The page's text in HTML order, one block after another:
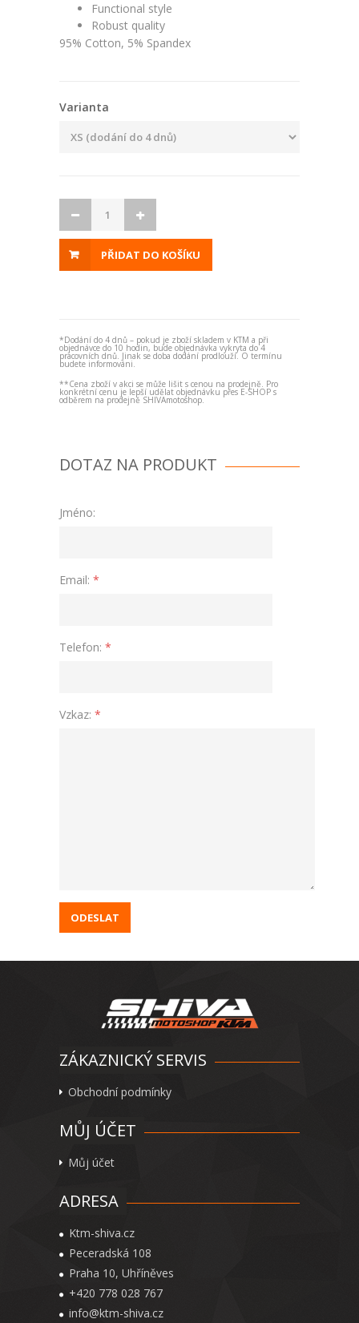
Functional style
Robust quality
95% Cotton, 5% Spandex
Varianta
PŘIDAT DO KOŠÍKU
*Dodání do 4 dnů – pokud je zboží skladem v KTM a při
objednávce do 10 hodin, bude objednávka vykryta do 4
pracovních dnů. Jinak se doba dodání prodlouží. O termínu
budete informováni.
**Cena zboží v akci se může lišit s cenou na prodejně. Pro
konkrétní cenu je lepší udělat objednávku přes E-SHOP s
odběrem na prodejně SHIVAmotoshop.
DOTAZ NA PRODUKT
Jméno:
Email: *
Telefon: *
Vzkaz: *
ZÁKAZNICKÝ SERVIS
Obchodní podmínky
MŮJ ÚČET
Můj účet
ADRESA
Ktm-shiva.cz
Peceradská 108
Praha 10, Uhříněves
+420 778 028 767
info@ktm-shiva.cz